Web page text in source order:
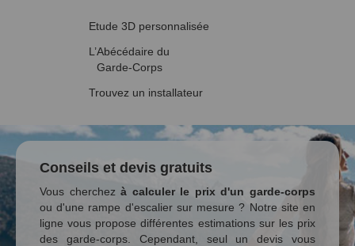
Etude 3D personnalisée
L’Abécédaire du
Garde-Corps
Trouvez un installateur
Conseils et devis gratuits
Vous cherchezà calculer le prix d'un garde-corps
ou d'une rampe d'escalier sur mesure ? Notre site en
ligne vous propose différentes estimations sur les prix
des garde-corps. Cependant, seul un devis vous